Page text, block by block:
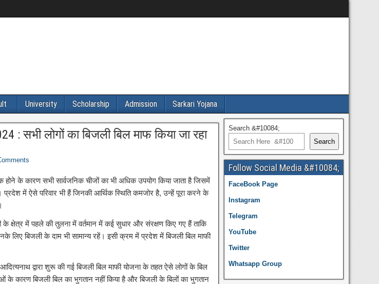
University Scholarship Admission Sarkari Yojana
: सभी लोगों का बिजली बिल माफ किया जा रहा
के कारण सभी सार्वजनिक चीजों का भी अधिक उपयोग किया जाता है जिसमें
में ऐसे परिवार भी हैं जिनकी आर्थिक स्थिति कमजोर है, उन्हें पूरा करने के
क्षेत्र में पहले की तुलना में वर्तमान में कई सुधार और संरक्षण किए गए हैं ताकि
लिए बिजली के दाम भी सामान्य रहें। इसी क्रम में प्रदेश में बिजली बिल माफी
द्वारा शुरू की गई बिजली बिल माफी योजना के तहत ऐसे लोगों के बिल
के कारण बिजली बिल का भुगतान नहीं किया है और बिजली के बिलों का भुगतान
Search &#10084;
Search
Follow Social Media &#10084;
FaceBook Page
Instagram
Telegram
YouTube
Twitter
Whatsapp Group